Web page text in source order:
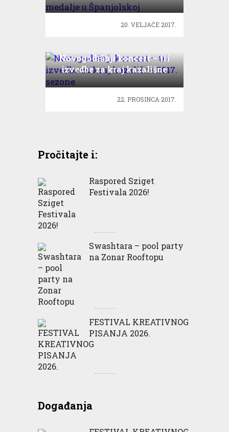
tri medalje u Španjolskoj
20. VELJAČE 2017.
Novogodišnji koncert – tri
izvedbe za kraj kazališne
2017. sezone
22. PROSINCA 2017.
Pročitajte i:
Raspored Sziget
Festivala 2026!
Swashtara – pool party
na Zonar Rooftopu
FESTIVAL KREATIVNOG
PISANJA 2026.
Događanja